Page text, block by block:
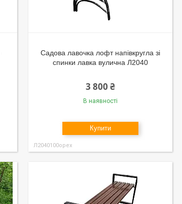
Садова лавочка лофт напівкругла зі
спинки лавка вулична Л2040
3 800 ₴
В наявності
Купити
Л2040100орех